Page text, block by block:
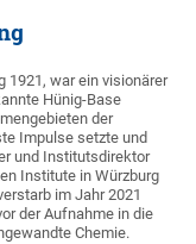
1921, war ein visionärer
Hünig-Base
der
Impulse setzte und
und Institutsdirektor
Institute in Würzburg
im Jahr 2021
der Aufnahme in die
Chemie.